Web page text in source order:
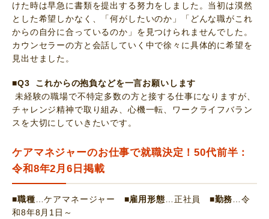
けた時は早急に書類を提出する努力をしました。当初は漠然
とした希望しかなく、「何がしたいのか」「どんな職がこれ
からの自分に合っているのか」を見つけられませんでした。
カウンセラーの方と会話していく中で徐々に具体的に希望を
見出せました。
■Q3 これからの抱負などを一言お願いします
未経験の職場で不特定多数の方と接する仕事になりますが、
チャレンジ精神で取り組み、心機一転、ワークライフバラン
スを大切にしていきたいです。
ケアマネジャーのお仕事で就職決定！50代前半：
令和8年2月6日掲載
■職種 …ケアマネージャー ■雇用形態 …正社員 ■勤務 …令
和8年8月1日～